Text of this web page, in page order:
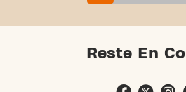
Reste En